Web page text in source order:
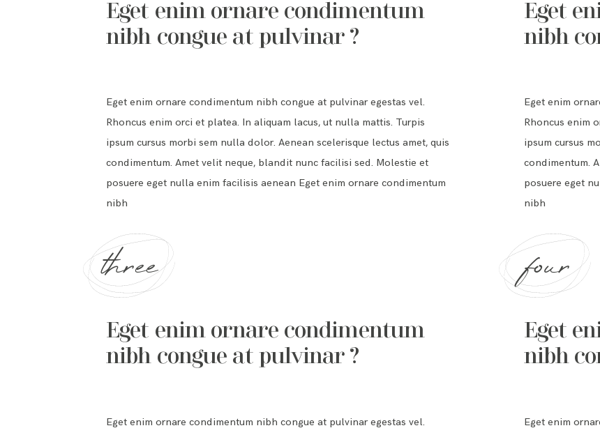
Eget
nibh
Eget enim ornare condimentum
nibh congue at pulvinar ?
Eget enim
Rhoncus enim
ipsum cursus
condimentum.
posuere eget
nibh
Eget enim ornare condimentum nibh congue at pulvinar egestas vel.
Rhoncus enim orci et platea. In aliquam lacus, ut nulla mattis. Turpis
ipsum cursus morbi sem nulla dolor. Aenean scelerisque lectus amet, quis
condimentum. Amet velit neque, blandit nunc facilisi sed. Molestie et
posuere eget nulla enim facilisis aenean Eget enim ornare condimentum
nibh
three four
Eget enim ornare condimentum
nibh congue at pulvinar ?
Eget
nibh
Eget enim
Eget enim ornare condimentum nibh congue at pulvinar egestas vel.